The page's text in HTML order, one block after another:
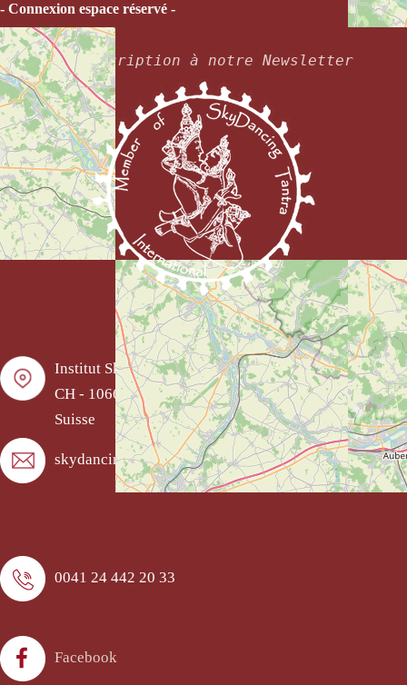
- Connexion espace réservé -
Inscription à notre Newsletter
Institut SkyDancing - Nital Brinkley
CH - 1066 Epalinges
Suisse
skydancing@worldcom.ch
0041 24 442 20 33
Facebook